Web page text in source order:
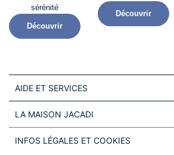
sérénité​
Découvrir
Découvrir
AIDE ET SERVICES
LA MAISON JACADI
INFOS LÉGALES ET COOKIES